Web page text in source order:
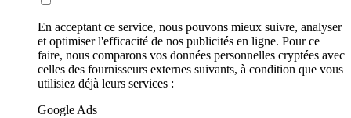
En acceptant ce service, nous pouvons mieux suivre, analyser
et optimiser l'efficacité de nos publicités en ligne. Pour ce
faire, nous comparons vos données personnelles cryptées avec
celles des fournisseurs externes suivants, à condition que vous
utilisiez déjà leurs services :
Google Ads